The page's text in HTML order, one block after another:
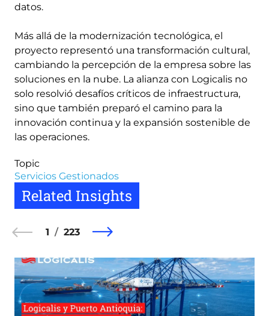
datos.
Más allá de la modernización tecnológica, el
proyecto representó una transformación cultural,
cambiando la percepción de la empresa sobre las
soluciones en la nube. La alianza con Logicalis no
solo resolvió desafíos críticos de infraestructura,
sino que también preparó el camino para la
innovación continua y la expansión sostenible de
las operaciones.
Topic
Servicios Gestionados
Related Insights
1 223